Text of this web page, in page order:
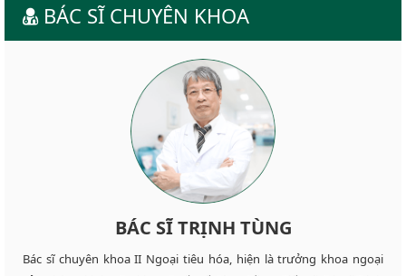
BÁC SĨ CHUYÊN KHOA
BÁC SĨ TRỊNH TÙNG
Bác sĩ chuyên khoa II Ngoại tiêu hóa, hiện là trưởng khoa ngoại